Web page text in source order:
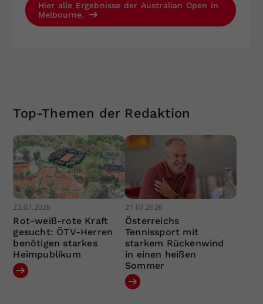
Hier alle Ergebnisse der Australian Open in
Melbourne.
Top-Themen der Redaktion
22.07.2026
Rot-weiß-rote Kraft
gesucht: ÖTV-Herren
benötigen starkes
Heimpublikum
21.07.2026
Österreichs
Tennissport mit
starkem Rückenwind
in einen heißen
Sommer